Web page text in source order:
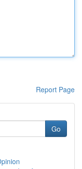
Report Page
Go